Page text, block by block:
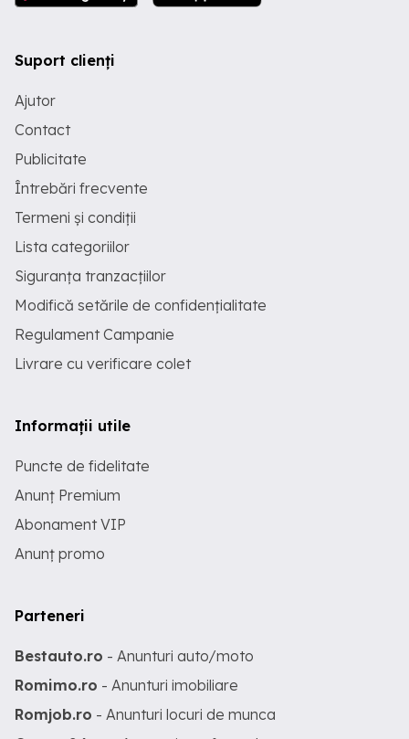
Suport clienți
Ajutor
Contact
Publicitate
Întrebări frecvente
Termeni și condiții
Lista categoriilor
Siguranța tranzacțiilor
Modifică setările de confidențialitate
Regulament Campanie
Livrare cu verificare colet
Informații utile
Puncte de fidelitate
Anunț Premium
Abonament VIP
Anunț promo
Parteneri
Bestauto.ro - Anunturi auto/moto
Romimo.ro - Anunturi imobiliare
Romjob.ro - Anunturi locuri de munca